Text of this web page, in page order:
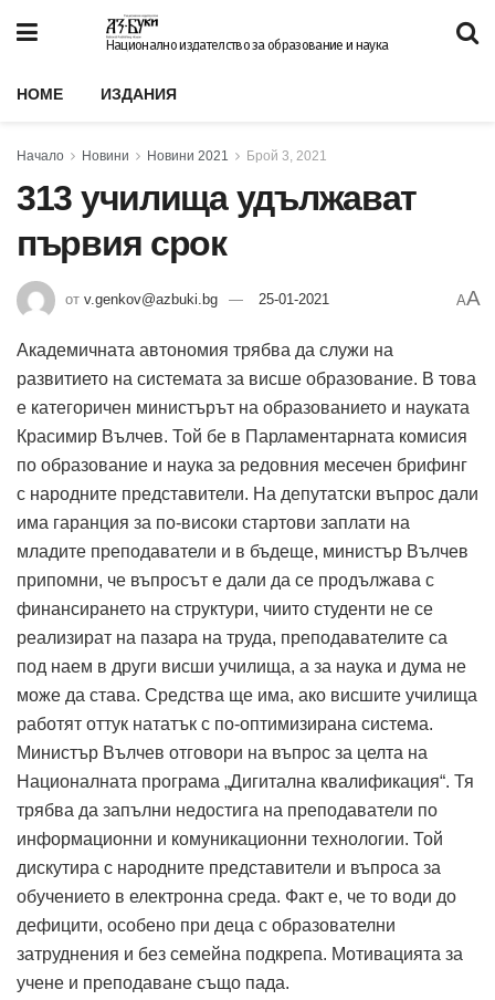
Национално издателство за образование и наука
HOME ИЗДАНИЯ
Начало Новини Новини 2021 Брой 3, 2021
313 училища удължават
първия срок
от v.genkov@azbuki.bg 25-01-2021 AA
Академичната автономия трябва да служи на
развитието на системата за висше образование. В това
е категоричен министърът на образованието и науката
Красимир Вълчев. Той бе в Парламентарната комисия
по образование и наука за редовния месечен брифинг
с народните представители. На депутатски въпрос дали
има гаранция за по-високи стартови заплати на
младите преподаватели и в бъдеще, министър Вълчев
припомни, че въпросът е дали да се продължава с
финансирането на структури, чиито студенти не се
реализират на пазара на труда, преподавателите са
под наем в други висши училища, а за наука и дума не
може да става. Средства ще има, ако висшите училища
работят оттук нататък с по-оптимизирана система.
Министър Вълчев отговори на въпрос за целта на
Националната програма „Дигитална квалификация“. Тя
трябва да запълни недостига на преподаватели по
информационни и комуникационни технологии. Той
дискутира с народните представители и въпроса за
обучението в електронна среда. Факт е, че то води до
дефицити, особено при деца с образователни
затруднения и без семейна подкрепа. Мотивацията за
учене и преподаване също пада.